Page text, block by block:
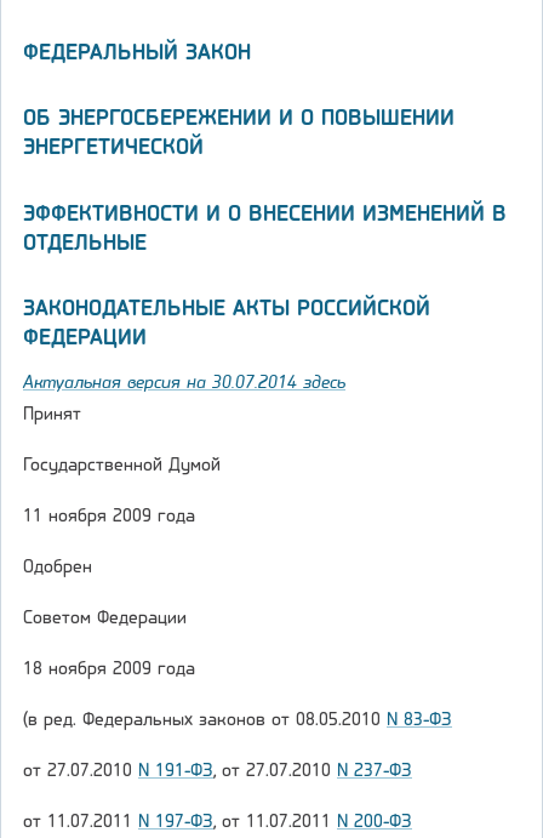
ФЕДЕРАЛЬНЫЙ ЗАКОН
ОБ ЭНЕРГОСБЕРЕЖЕНИИ И О ПОВЫШЕНИИ
ЭНЕРГЕТИЧЕСКОЙ
ЭФФЕКТИВНОСТИ И О ВНЕСЕНИИ ИЗМЕНЕНИЙ В
ОТДЕЛЬНЫЕ
ЗАКОНОДАТЕЛЬНЫЕ АКТЫ РОССИЙСКОЙ
ФЕДЕРАЦИИ
Актуальная версия на 30.07.2014 здесь
Принят
Государственной Думой
11 ноября 2009 года
Одобрен
Советом Федерации
18 ноября 2009 года
(в ред. Федеральных законов от 08.05.2010 N 83-ФЗ
от 27.07.2010 N 191-ФЗ, от 27.07.2010 N 237-ФЗ
от 11.07.2011 N 197-ФЗ, от 11.07.2011 N 200-ФЗ